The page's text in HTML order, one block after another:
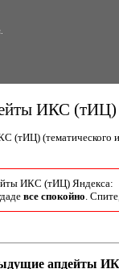
ИКС (тИЦ)
(тИЦ) (тематического
ИКС (тИЦ) Яндекса:
все спокойно .
апдейты